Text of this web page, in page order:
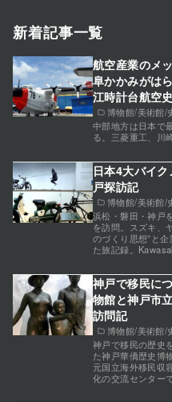
新着記事一覧
博物館/美術館/
航空産業のメ
阜かかみがは
江時計台航空
中部地方は日本で
る。三菱重工、川
博物館/美術館/
日本4大バイ
戸探訪記
浜松・磐田・神戸
を訪問。スズキ、
のづくり思想”と
た旅記録。
博物館/美術館/
神戸で移民に
物館と神戸市
訪問記
神戸で移民の歴史
た神戸華僑歴史博
元国立海外移民収
化の交流センター